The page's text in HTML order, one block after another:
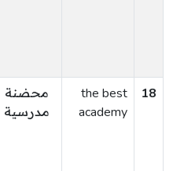
18
the best
academy
محضنة
مدرسية